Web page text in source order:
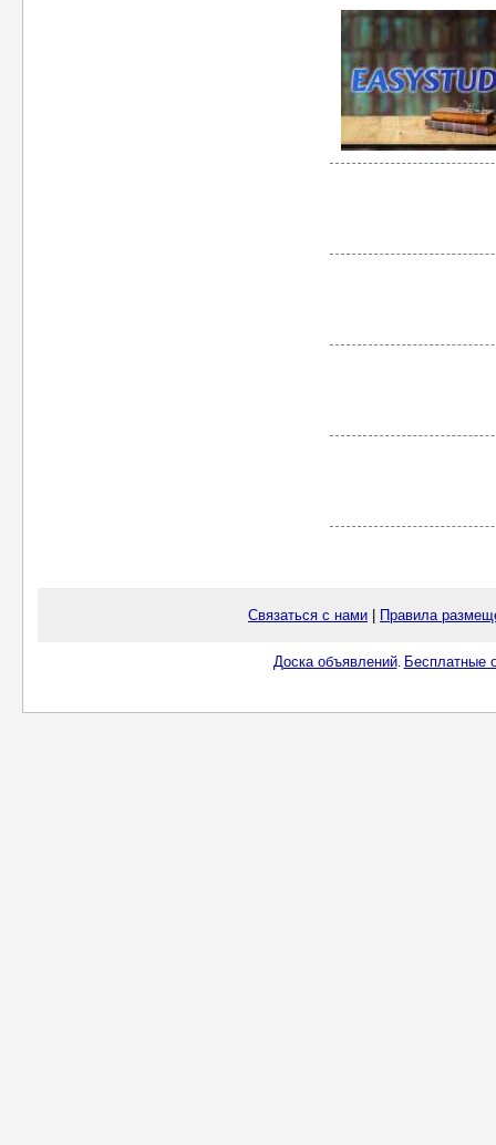
Связаться с нами Правила
Доска объявлений. Бесплатные